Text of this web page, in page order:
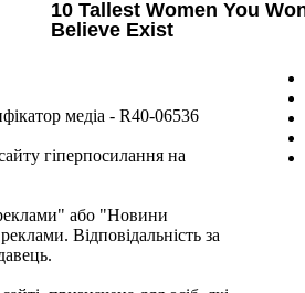
медіа - R40-06536
гіперпосилання на
або "Новини
Відповідальність за